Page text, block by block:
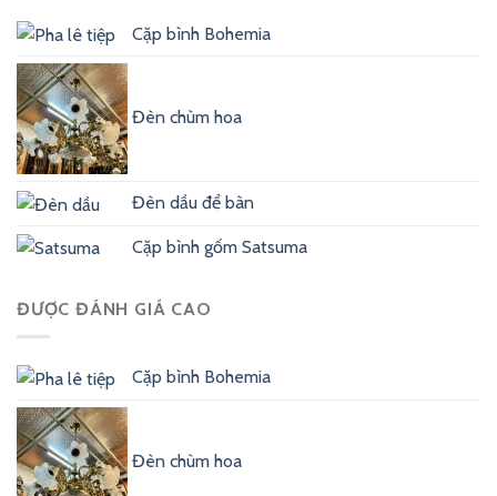
Cặp bình Bohemia
Đèn chùm hoa
Đèn dầu để bàn
Cặp bình gốm Satsuma
ĐƯỢC ĐÁNH GIÁ CAO
Cặp bình Bohemia
Đèn chùm hoa